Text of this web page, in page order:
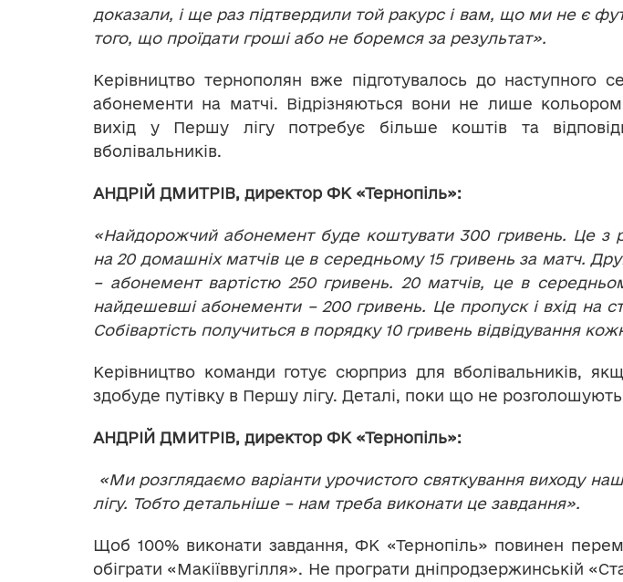
доказали, і ще раз підтвердили той ракурс і вам, що ми не є
того, що проїдати гроші або не боремся за результат».
Керівництво тернополян вже підготувалось до наступного
абонементи на матчі. Відрізняються вони не лише
вихід у Першу лігу потребує більше коштів та
вболівальників.
АНДРІЙ ДМИТРІВ, директор ФК «Тернопіль»:
«Найдорожчий абонемент буде коштувати 300 гривень. Це з
на 20 домашніх матчів це в середньому 15 гривень за матч.
– абонемент вартістю 250 гривень. 20 матчів, це в
найдешевші абонементи – 200 гривень. Це пропуск і вхід на
Собівартість получиться в порядку 10 гривень відвідування
Керівництво команди готує сюрприз для вболівальників,
здобуде путівку в Першу лігу. Деталі, поки що не
АНДРІЙ ДМИТРІВ, директор ФК «Тернопіль»:
«Ми розглядаємо варіанти урочистого святкування виходу
лігу. Тобто детальніше – нам треба виконати це завдання».
Щоб 100% виконати завдання, ФК «Тернопіль» повинен
обіграти «Макіїввугілля». Не програти дніпродзержинській